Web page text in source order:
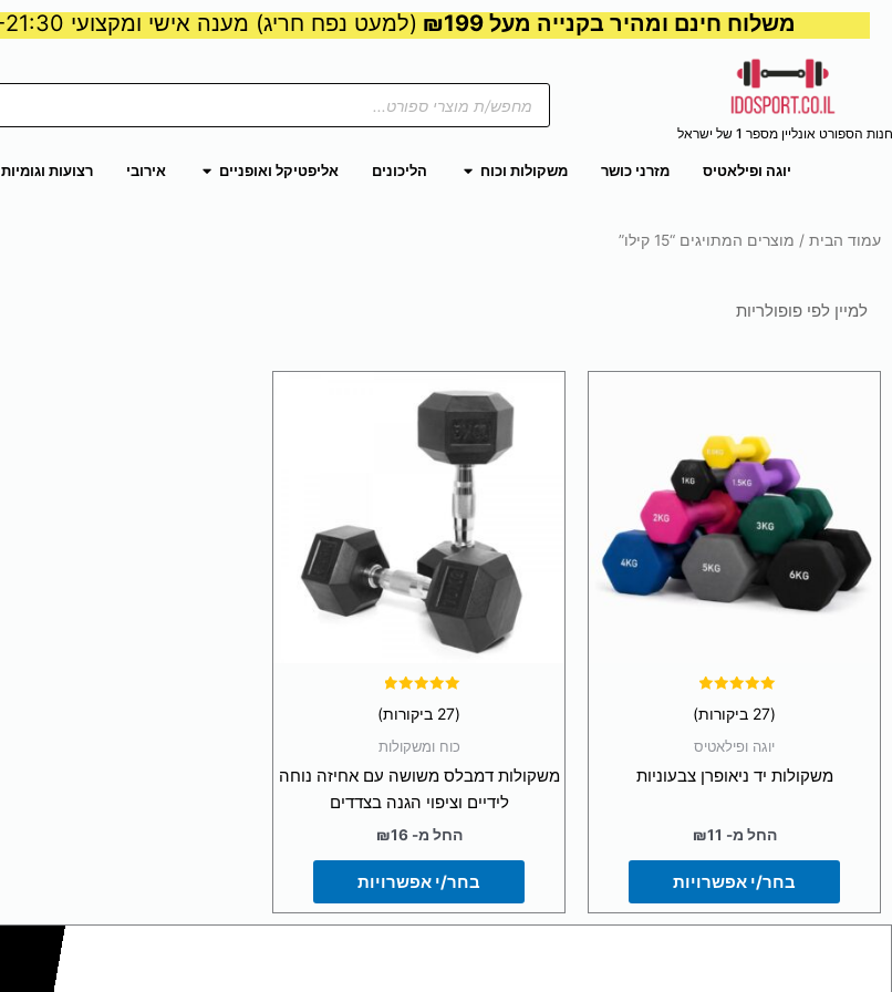
משלוח חינם ומהיר בקנייה מעל ₪199 (למעט נפח חריג) מענה אישי ומקצועי 9:00-21:30 / טלפון:
חנות הספורט אונליין מספר 1 של ישראל
Products
search
יוגה ופילאטיס מזרני כושר משקולות וכוח פתח משקולות וכוח
הליכונים אליפטיקל ואופניים פתח אליפטיקל ואופניים
אירובי רצועות וגומיות
עמוד הבית / מוצרים המתויגים “15 קילו”
5.00
(27 ביקורות)
יוגה ופילאטיס
משקולות יד ניאופרן צבעוניות
החל מ- ₪11
בחר/י אפשרויות
יש
מספר
סוגים.
ניתן
לבחור
את
האפשרויות
4.93
(27 ביקורות)
כוח ומשקולות
משקולות דמבלס משושה עם אחיזה נוחה
לידיים וציפוי הגנה בצדדים
החל מ- ₪16
בחר/י אפשרויות
זה
לבחור
את
האפשרויות